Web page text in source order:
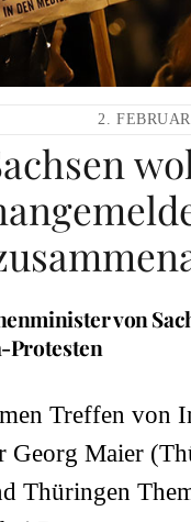
2.
von
Protesten
Treffen
Georg Maier
Thüringen